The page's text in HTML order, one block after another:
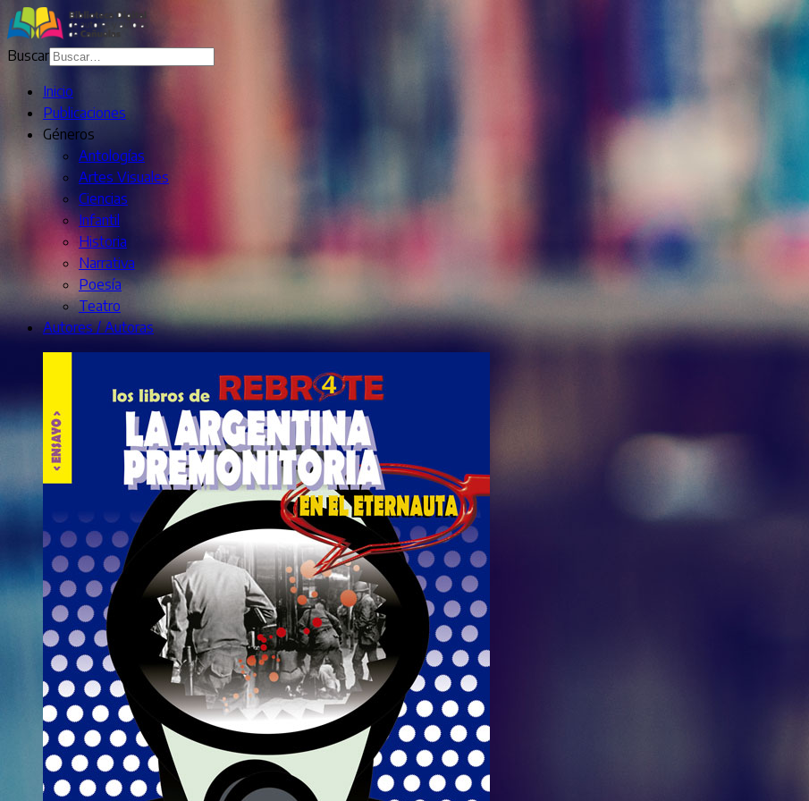
Buscar
Inicio
Publicaciones
Géneros
Antologías
Artes Visuales
Ciencias
Infantil
Historia
Narrativa
Poesía
Teatro
Autores / Autoras